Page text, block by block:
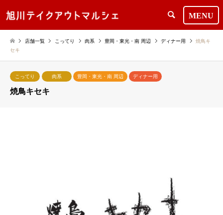
検索
店舗一覧 こってり 肉系 豊岡・東光・南 周辺 ディナー用
焼鳥キ
セキ
こってり 肉系 豊岡・東光・南 周辺 ディナー用
焼鳥キセキ